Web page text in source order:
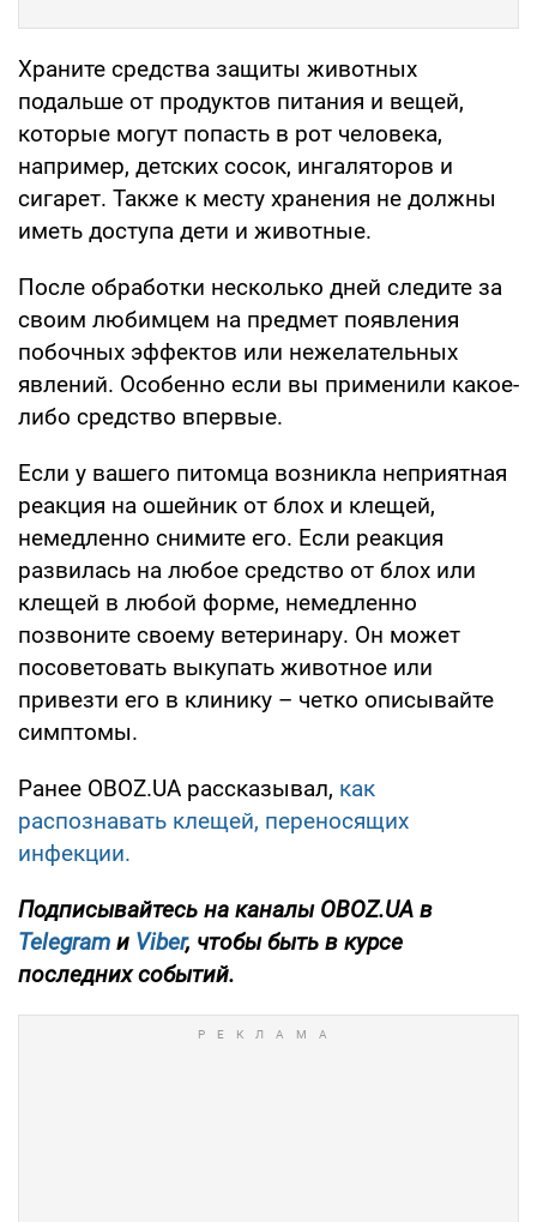
Храните средства защиты животных
подальше от продуктов питания и вещей,
которые могут попасть в рот человека,
например, детских сосок, ингаляторов и
сигарет. Также к месту хранения не должны
иметь доступа дети и животные.
После обработки несколько дней следите за
своим любимцем на предмет появления
побочных эффектов или нежелательных
явлений. Особенно если вы применили какое-
либо средство впервые.
Если у вашего питомца возникла неприятная
реакция на ошейник от блох и клещей,
немедленно снимите его. Если реакция
развилась на любое средство от блох или
клещей в любой форме, немедленно
позвоните своему ветеринару. Он может
посоветовать выкупать животное или
привезти его в клинику – четко описывайте
симптомы.
Ранее OBOZ.UA рассказывал, как
распознавать клещей, переносящих
инфекции.
Подписывайтесь на каналы OBOZ.UA в
Telegram и Viber, чтобы быть в курсе
последних событий.